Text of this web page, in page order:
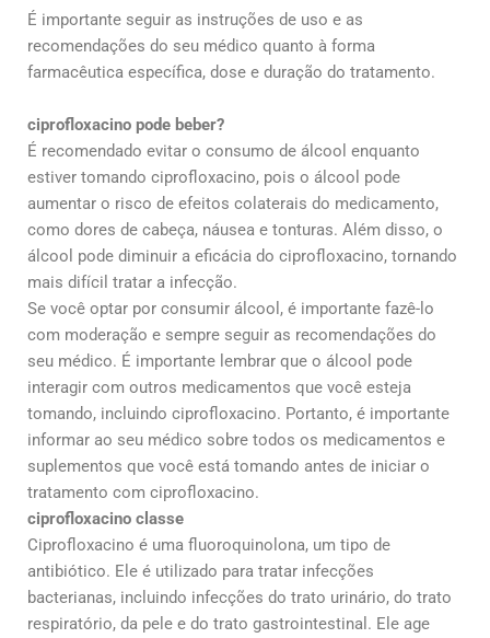
É importante seguir as instruções de uso e as
recomendações do seu médico quanto à forma
farmacêutica específica, dose e duração do tratamento.
ciprofloxacino pode beber?
É recomendado evitar o consumo de álcool enquanto
estiver tomando ciprofloxacino, pois o álcool pode
aumentar o risco de efeitos colaterais do medicamento,
como dores de cabeça, náusea e tonturas. Além disso, o
álcool pode diminuir a eficácia do ciprofloxacino, tornando
mais difícil tratar a infecção.
Se você optar por consumir álcool, é importante fazê-lo
com moderação e sempre seguir as recomendações do
seu médico. É importante lembrar que o álcool pode
interagir com outros medicamentos que você esteja
tomando, incluindo ciprofloxacino. Portanto, é importante
informar ao seu médico sobre todos os medicamentos e
suplementos que você está tomando antes de iniciar o
tratamento com ciprofloxacino.
ciprofloxacino classe
Ciprofloxacino é uma fluoroquinolona, um tipo de
antibiótico. Ele é utilizado para tratar infecções
bacterianas, incluindo infecções do trato urinário, do trato
respiratório, da pele e do trato gastrointestinal. Ele age